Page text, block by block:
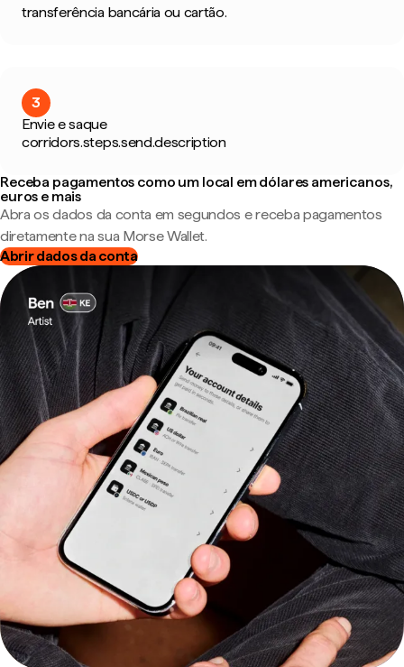
transferência bancária ou cartão.
3
Envie e saque
corridors.steps.send.description
Receba pagamentos como um local em dólares americanos,
euros e mais
Abra os dados da conta em segundos e receba pagamentos
diretamente na sua Morse Wallet.
Abrir dados da conta